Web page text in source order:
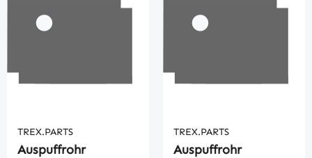
TREX.PARTS
Auspuffrohr
TREX.PARTS
Auspuffrohr